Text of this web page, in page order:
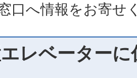
口へ情報をお寄せ
レベーター